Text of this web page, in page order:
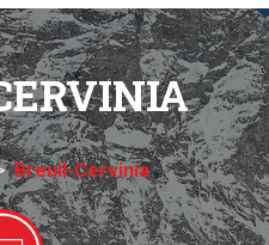
Breuil-Cervinia